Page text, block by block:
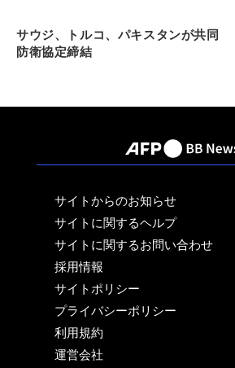
サウジ、トルコ、パキスタンが共同
防衛協定締結
サイトからのお知らせ
サイトに関するヘルプ
サイトに関するお問い合わせ
採用情報
サイトポリシー
プライバシーポリシー
利用規約
運営会社